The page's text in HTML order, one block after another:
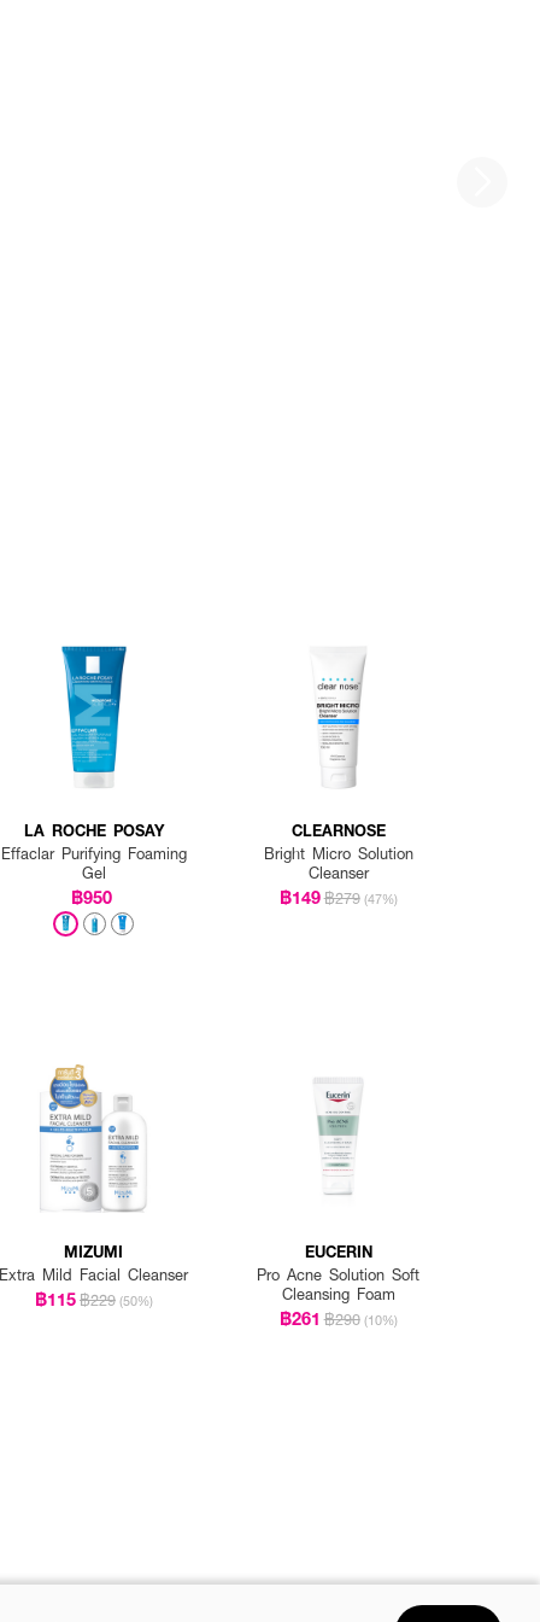
LA ROCHE POSAY
Effaclar Purifying Foaming
Gel
฿950
CLEARNOSE
Bright Micro Solution
Cleanser
฿149฿279 (47%)
MIZUMI
Extra Mild Facial Cleanser
฿115฿229 (50%)
EUCERIN
Pro Acne Solution Soft
Cleansing Foam
฿261 ฿290 (10%)